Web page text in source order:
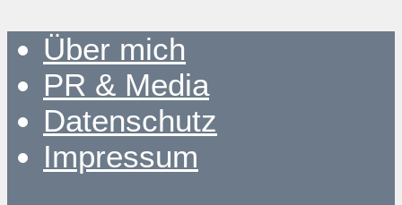
Über mich
PR & Media
Datenschutz
Impressum